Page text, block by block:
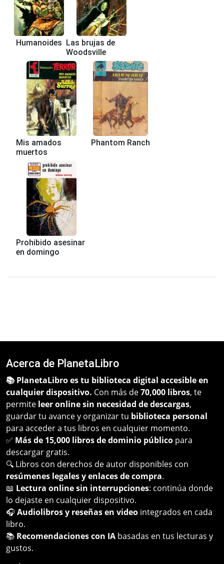
Humanoides Las brujas de
Woodsville
Mis amados
muertos
Phantom Ranch
Prohibido asesinar
en domingo
Acerca de PlanetaLibro
📚 PlanetaLibro es tu biblioteca digital accesible en
cualquier dispositivo. Con más de70,000 libros, te
permite leer online sin necesidad de descargas,
guardar tu avance y organizar tu biblioteca personal
para acceder a tus libros en cualquier momento.
✅ Más de 15,000 libros de dominio público para
descargar gratis.
🔍 Libros con derechos de autor disponibles con
resúmenes legales y enlaces de compra.
📖 Lectura online sin interrupciones: continúa donde
lo dejaste en cualquier dispositivo.
🎧 Audiolibros y reseñas en video integrados en cada
libro.
📚 Recomendaciones con IA basadas en tus lecturas y
gustos.